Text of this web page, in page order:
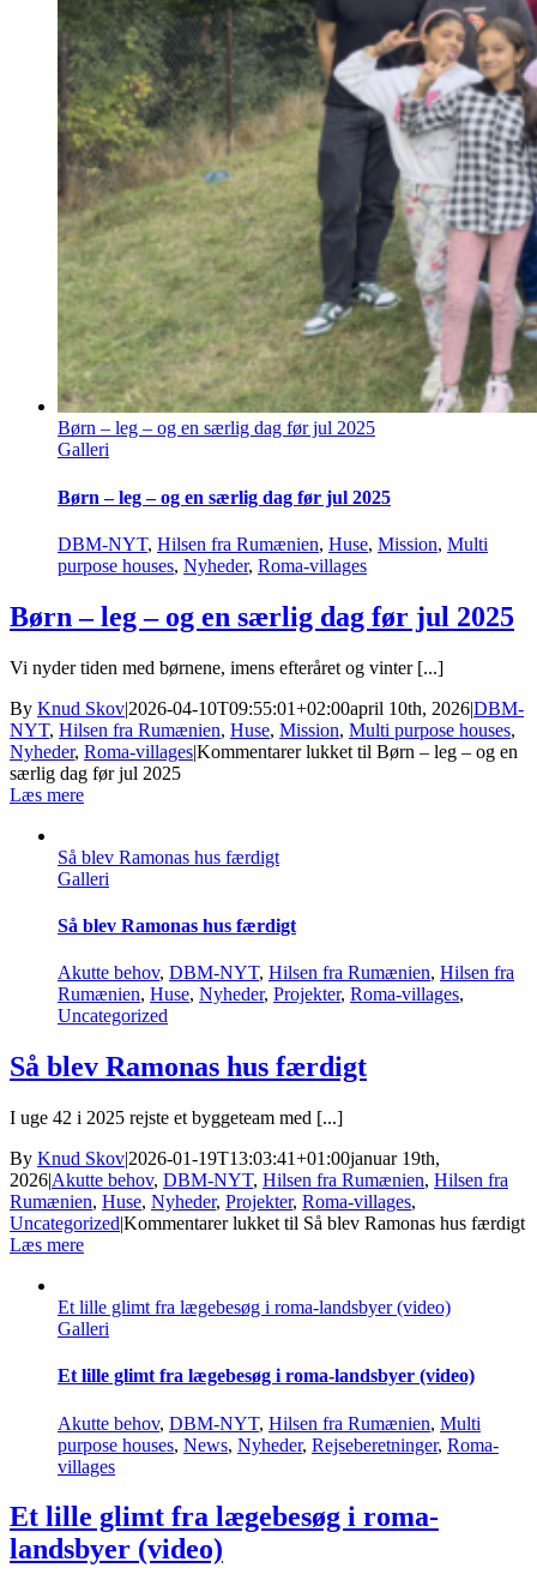
Børn – leg – og en særlig dag før jul 2025
Galleri
Børn – leg – og en særlig dag før jul 2025
DBM-NYT, Hilsen fra Rumænien, Huse, Mission, Multi
purpose houses, Nyheder, Roma-villages
Børn – leg – og en særlig dag før jul 2025
Vi nyder tiden med børnene, imens efteråret og vinter [...]
By Knud Skov|2026-04-10T09:55:01+02:00april 10th, 2026|DBM-
NYT, Hilsen fra Rumænien, Huse, Mission, Multi purpose houses,
Nyheder, Roma-villages|Kommentarer lukket til Børn – leg – og en
særlig dag før jul 2025
Læs mere
Så blev Ramonas hus færdigt
Galleri
Så blev Ramonas hus færdigt
Akutte behov, DBM-NYT, Hilsen fra Rumænien, Hilsen fra
Rumænien, Huse, Nyheder, Projekter, Roma-villages,
Uncategorized
Så blev Ramonas hus færdigt
I uge 42 i 2025 rejste et byggeteam med [...]
By Knud Skov|2026-01-19T13:03:41+01:00januar 19th,
2026|Akutte behov, DBM-NYT, Hilsen fra Rumænien, Hilsen fra
Rumænien, Huse, Nyheder, Projekter, Roma-villages,
Uncategorized|Kommentarer lukket til Så blev Ramonas hus færdigt
Læs mere
Et lille glimt fra lægebesøg i roma-landsbyer (video)
Galleri
Et lille glimt fra lægebesøg i roma-landsbyer (video)
Akutte behov, DBM-NYT, Hilsen fra Rumænien, Multi
purpose houses, News, Nyheder, Rejseberetninger, Roma-
villages
Et lille glimt fra lægebesøg i roma-
landsbyer (video)